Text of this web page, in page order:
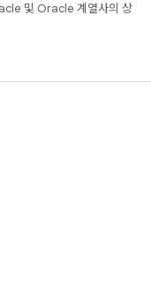
및 Oracle 계열사의 상